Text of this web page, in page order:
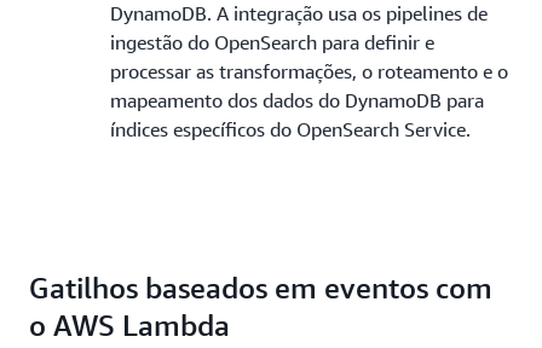
DynamoDB. A integração usa os pipelines de
ingestão do OpenSearch para definir e
processar as transformações, o roteamento e o
mapeamento dos dados do DynamoDB para
índices específicos do OpenSearch Service.
Gatilhos baseados em eventos com
o AWS Lambda